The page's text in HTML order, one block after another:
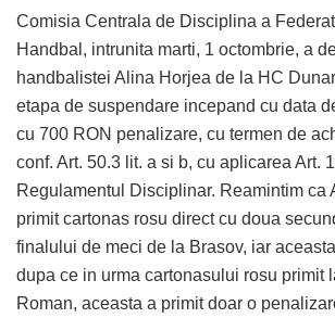
Comisia Centrala de Disciplina a
Handbal, intrunita marti, 1 octombrie, a
handbalistei Alina Horjea de la HC
etapa de suspendare incepand cu data
cu 700 RON penalizare, cu termen de
conf. Art. 50.3 lit. a si b, cu aplicarea Art.
Regulamentul Disciplinar. Reamintim ca
primit cartonas rosu direct cu doua
finalului de meci de la Brasov, iar
dupa ce in urma cartonasului rosu primit
Roman, aceasta a primit doar o